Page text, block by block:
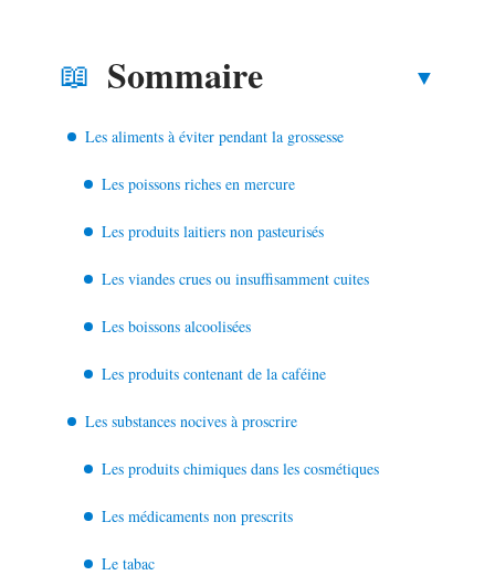
Sommaire
Les aliments à éviter pendant la grossesse
Les poissons riches en mercure
Les produits laitiers non pasteurisés
Les viandes crues ou insuffisamment cuites
Les boissons alcoolisées
Les produits contenant de la caféine
Les substances nocives à proscrire
Les produits chimiques dans les cosmétiques
Les médicaments non prescrits
Le tabac